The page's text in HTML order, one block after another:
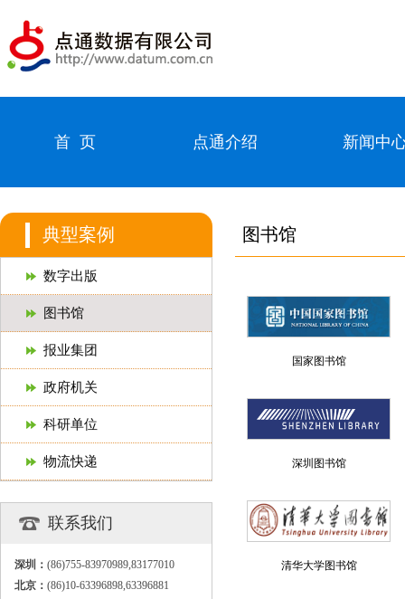
首 页 点通介绍 新闻中
典型案例
数字出版
图书馆
报业集团
政府机关
科研单位
物流快递
联系我们
深圳： (86)755-83970989,83177010
北京： (86)10-63396898,63396881
图书馆
国家图书馆
深圳图书馆
清华大学图书馆